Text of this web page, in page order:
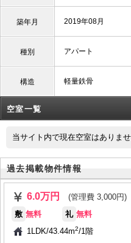
築年月 2019年08月
種別 アパート
構造 軽量鉄骨
空室一覧
当サイト内で現在空室はありま
過去掲載物件情報
6.0万円
(管理費 3,000円)
敷 無料 礼 無料
1LDK/43.44m2/1階